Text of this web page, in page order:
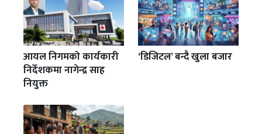
आयल निगमको कार्यकारी
निर्देशकमा नागेन्द्र साह
नियुक्त
‘डिजिटल’ बन्दै खुला बजार